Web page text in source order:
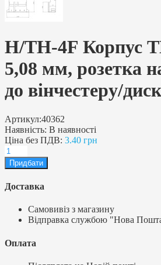
H/TH-4F Корпус
5,08 мм, розетка
до вінчестеру/
Артикул:40362
Наявність: В наявності
Ціна без ПДВ: 3.40 грн
Доставка
Самовивіз з магазину
Відправка службою "Нова
Оплата